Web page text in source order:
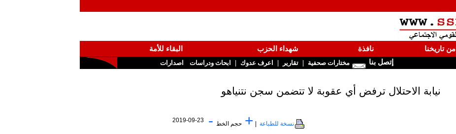
من تاريخنا نافذة شهداء الحزب
البقاء للأمة
إتصل بنا مختارات صحفية | تقارير | اعرف عدوك | ابحاث ودراسات اصدارات
نيابة الاحتلال ترفض أي عقوبة لا تتضمن سجن نتنياهو
نسخة للطباعة + حجم الخط -
2019-09-23